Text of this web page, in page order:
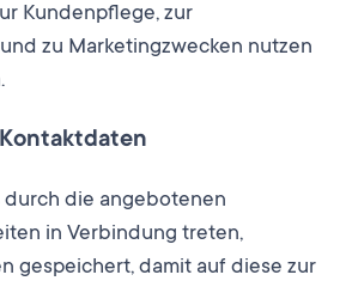
Kundenpflege, zur
zu Marketingzwecken nutzen
durch die angebotenen
in Verbindung treten,
gespeichert, damit auf diese zur